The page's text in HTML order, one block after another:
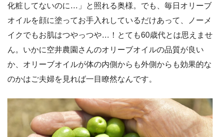
化粧してないのに…」と照れる奥様。でも、毎日オリーブ
オイルを顔に塗ってお手入れしているだけあって、ノーメ
イクでもお肌はつやっつや…！とても60歳代とは思えませ
ん。いかに空井農園さんのオリーブオイルの品質が良い
か、オリーブオイルが体の内側からも外側からも効果的な
のかはご夫婦を見れば一目瞭然なんです。